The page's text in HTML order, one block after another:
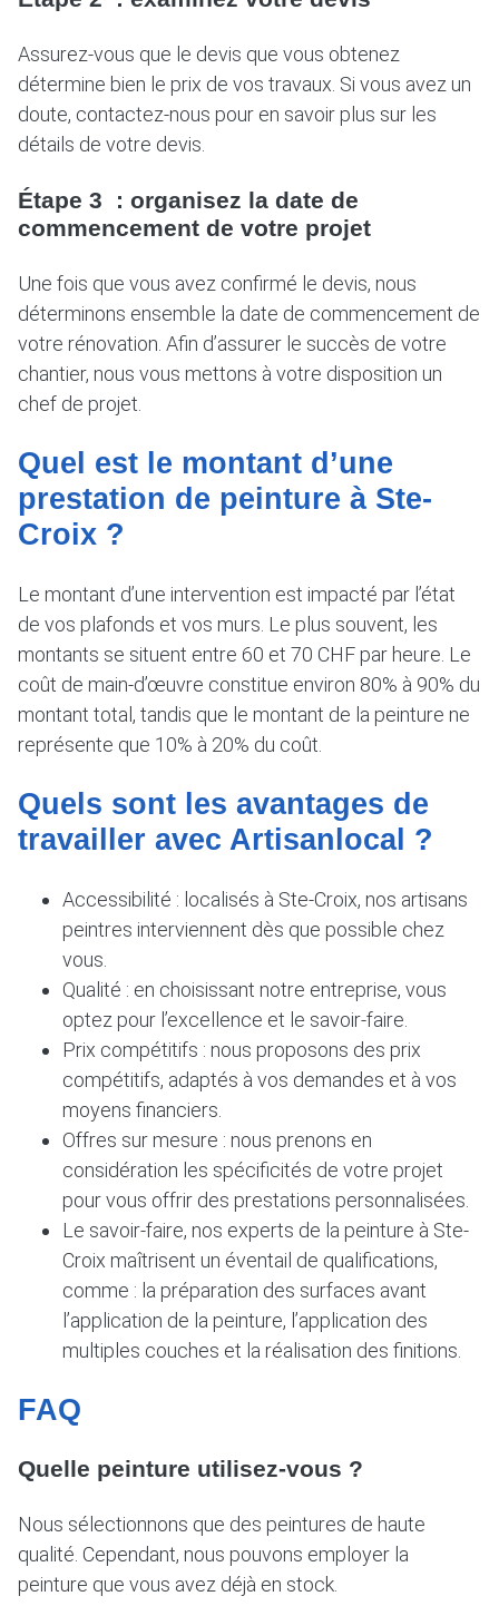
Assurez-vous que le devis que vous obtenez
détermine bien le prix de vos travaux. Si vous avez un
doute, contactez-nous pour en savoir plus sur les
détails de votre devis.
Étape 3 : organisez la date de
commencement de votre projet
Une fois que vous avez confirmé le devis, nous
déterminons ensemble la date de commencement de
votre rénovation. Afin d’assurer le succès de votre
chantier, nous vous mettons à votre disposition un
chef de projet.
Quel est le montant d’une
prestation de peinture à Ste-
Croix ?
Le montant d’une intervention est impacté par l’état
de vos plafonds et vos murs. Le plus souvent, les
montants se situent entre 60 et 70 CHF par heure. Le
coût de main-d’œuvre constitue environ 80% à 90% du
montant total, tandis que le montant de la peinture ne
représente que 10% à 20% du coût.
Quels sont les avantages de
travailler avec Artisanlocal ?
Accessibilité : localisés à Ste-Croix, nos artisans
peintres interviennent dès que possible chez
vous.
Qualité : en choisissant notre entreprise, vous
optez pour l’excellence et le savoir-faire.
Prix compétitifs : nous proposons des prix
compétitifs, adaptés à vos demandes et à vos
moyens financiers.
Offres sur mesure : nous prenons en
considération les spécificités de votre projet
pour vous offrir des prestations personnalisées.
Le savoir-faire, nos experts de la peinture à Ste-
Croix maîtrisent un éventail de qualifications,
comme : la préparation des surfaces avant
l’application de la peinture, l’application des
multiples couches et la réalisation des finitions.
FAQ
Quelle peinture utilisez-vous ?
Nous sélectionnons que des peintures de haute
qualité. Cependant, nous pouvons employer la
peinture que vous avez déjà en stock.